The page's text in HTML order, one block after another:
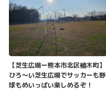
【芝生広場ー熊本市北区植木町】
ひろ〜い芝生広場でサッカーも野
球もめいっぱい楽しめるぞ！